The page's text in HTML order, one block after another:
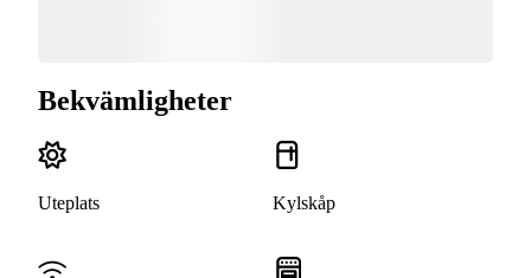
Bekvämligheter
Uteplats Kylskåp